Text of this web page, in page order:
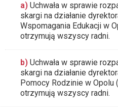
a) Uchwała w sprawie
skargi na działanie
Wspomagania Edukacji w
otrzymują wszyscy radni.
b) Uchwała w sprawie
skargi na działanie
Pomocy Rodzinie w Opolu
otrzymują wszyscy radni.